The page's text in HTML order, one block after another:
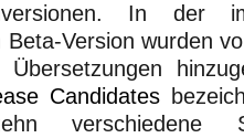
In der
Version wurden
Übersetzungen
Candidates
verschiedene